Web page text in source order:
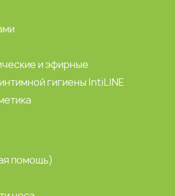
и эфирные
гигиены IntiLINE
помощь)